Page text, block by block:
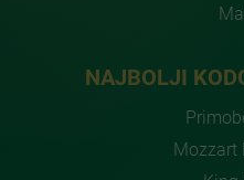
NAJBOLJI
Mozzart